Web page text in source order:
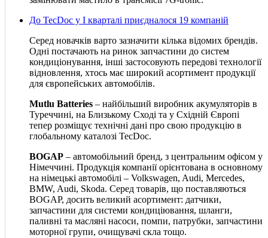
До TecDoc у І кварталі приєдналося 19 компаній
Серед новачків варто зазначити кілька відомих брендів.
Одні постачають на ринок запчастини до систем
кондиціонування, інші застосовують передові технології
відновлення, хтось має широкий асортимент продукції
для європейських автомобілів.
Mutlu Batteries – найбільший виробник акумуляторів в
Туреччині, на Близькому Сході та у Східній Європі
тепер розміщує технічні дані про свою продукцію в
глобальному каталозі TecDoc.
BOGAP – автомобільний бренд, з центральним офісом у
Німеччині. Продукція компанії орієнтована в основному
на німецькі автомобілі – Volkswagen, Audi, Mercedes,
BMW, Audi, Skoda. Серед товарів, що поставляються
BOGAP, досить великий асортимент: датчики,
запчастини для системи кондиціювання, шланги,
паливні та масляні насоси, помпи, патрубки, запчастини
моторної групи, очищувачі скла тощо.